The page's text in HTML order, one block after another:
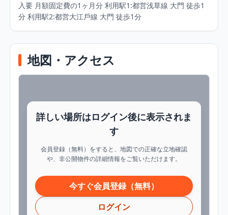
入要 月額固定費の1ヶ月分 利用駅1:都営浅草線 大門 徒歩1
分 利用駅2:都営大江戶線 大門 徒歩1分
地図・アクセス
詳しい場所はログイン後に表示されま
す
会員登録（無料）をすると、地図での正確な立地確認
や、非公開物件の詳細情報をご覧いただけます。
今すぐ会員登録（無料）
ログイン